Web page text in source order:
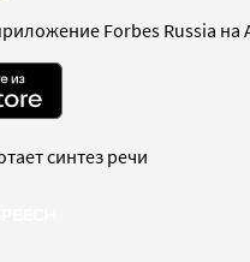
Forbes Russia на
синтез речи